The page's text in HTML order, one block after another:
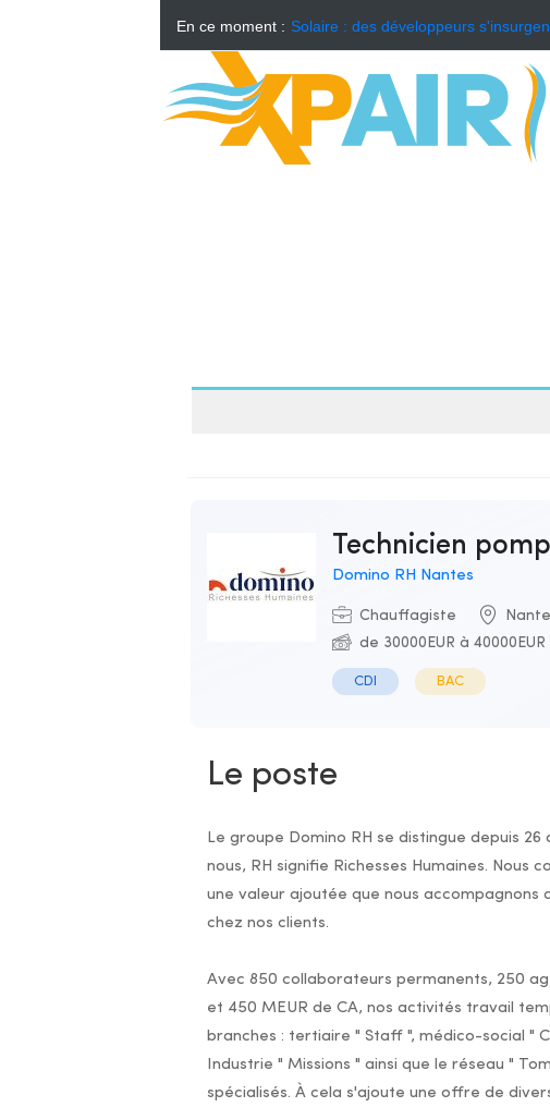
En ce moment : Solaire : des développeurs
Technicien
Domino RH Nantes
Chauffagiste
de 30000EUR à
CDI BAC
Le poste
Le groupe Domino RH se distingue depuis
nous, RH signifie Richesses Humaines. Nous
une valeur ajoutée que nous accompagnons
chez nos clients.
Avec 850 collaborateurs permanents, 250
et 450 MEUR de CA, nos activités travail
branches : tertiaire " Staff ", médico-social "
Industrie " Missions " ainsi que le réseau "
spécialisés. À cela s'ajoute une offre de